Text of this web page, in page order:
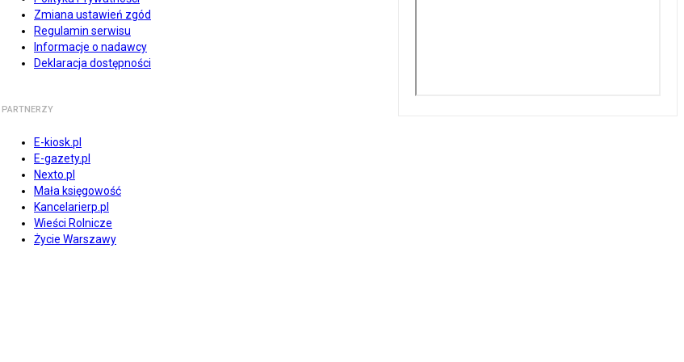
Zmiana ustawień zgód
Regulamin serwisu
Informacje o nadawcy
Deklaracja dostępności
PARTNERZY
E-kiosk.pl
E-gazety.pl
Nexto.pl
Mała księgowość
Kancelarierp.pl
Wieści Rolnicze
Życie Warszawy